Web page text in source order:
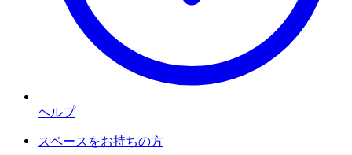
ヘルプ
スペースをお持ちの方